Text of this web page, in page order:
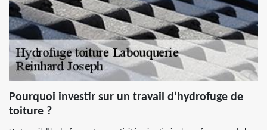
Pourquoi investir sur un travail d’hydrofuge de
toiture ?